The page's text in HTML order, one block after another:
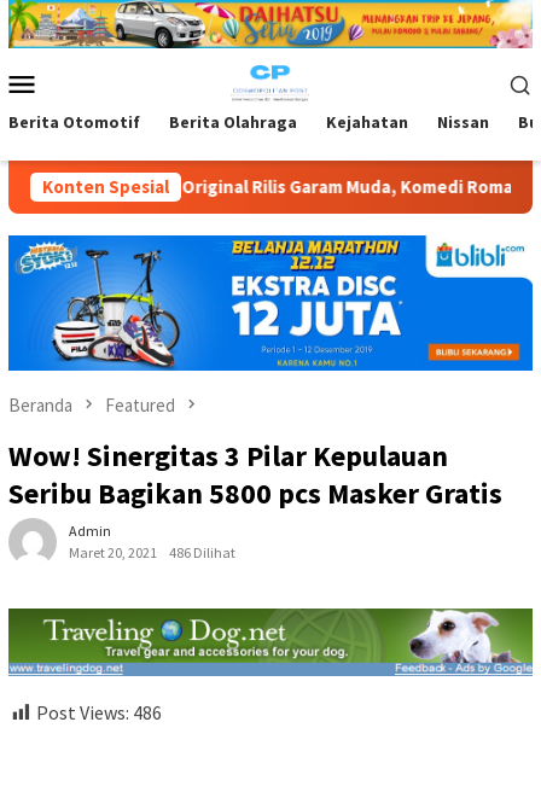
Loncat
ke
Mobile
Berita Otomotif Berita Olahraga Kejahatan Nissan
Konten Spesial
Garam Muda, Komedi Romantis Kisah Cinta Anak Muda
Beranda Featured
Wow! Sinergitas 3 Pilar Kepulauan
Seribu Bagikan 5800 pcs Masker Gratis
Admin
Maret 20, 2021
486 Dilihat
Post Views: 486